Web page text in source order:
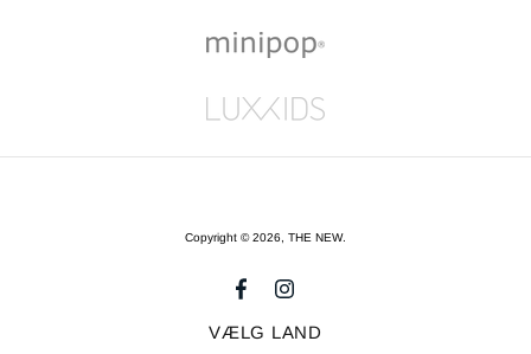
Copyright © 2026, THE NEW.
VÆLG LAND